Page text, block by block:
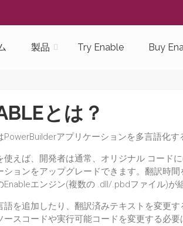
製品 Try Enable Buy
とは？
PowerBuilderアプリケーションを多言語化す
使えば、開発者は通常、オリジナル コード
ションをアップグレードできます。翻訳時
Enableエンジン(複数の .dll/.pbdファイル)が
語を追加したり、翻訳済みテキストを変更
ースコードや実行可能コードを変更する必要